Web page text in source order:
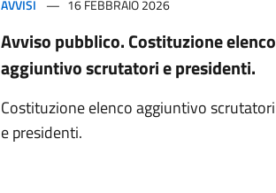
AVVISI 16 FEBBRAIO 2026
Avviso pubblico. Costituzione elenco
aggiuntivo scrutatori e presidenti.
Costituzione elenco aggiuntivo scrutatori
e presidenti.